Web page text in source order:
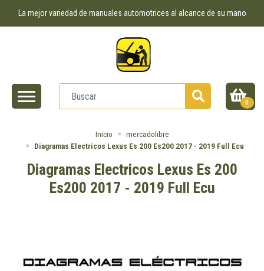
La mejor variedad de manuales automotrices al alcance de su mano
0
Inicio
mercadolibre
Diagramas Electricos Lexus Es 200 Es200 2017 - 2019 Full Ecu
Diagramas Electricos Lexus Es 200
Es200 2017 - 2019 Full Ecu